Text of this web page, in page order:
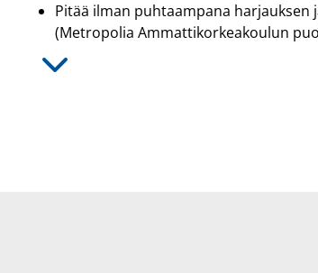
Pitää ilman puhtaampana harjauksen
(Metropolia Ammattikorkeakoulun